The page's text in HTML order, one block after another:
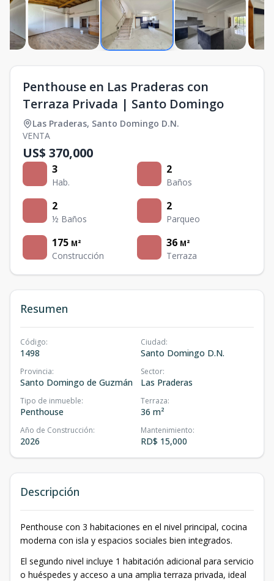
Penthouse en Las Praderas con
Terraza Privada | Santo Domingo
Las Praderas, Santo Domingo D.N.
VENTA
US$ 370,000
3
Hab.
2
Baños
2
½ Baños
2
Parqueo
175 M²
Construcción
36 M²
Terraza
Resumen
Código:
1498
Ciudad:
Santo Domingo D.N.
Provincia:
Santo Domingo de Guzmán
Sector:
Las Praderas
Tipo de inmueble:
Penthouse
Terraza:
36 m²
Año de Construcción:
2026
Mantenimiento:
RD$ 15,000
Descripción
Penthouse con 3 habitaciones en el nivel principal, cocina
moderna con isla y espacios sociales bien integrados.
El segundo nivel incluye 1 habitación adicional para servicio
o huéspedes y acceso a una amplia terraza privada, ideal